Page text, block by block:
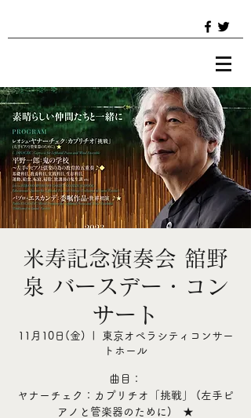
米寿記念演奏会 舘野
泉 バースデー・コン
サート
11月10日(金)
東京オペラシティコンサー
トホール
曲目：
ヤナーチェク：カプリチオ「挑戦」 (左手ピ
アノと管楽器のために) ★